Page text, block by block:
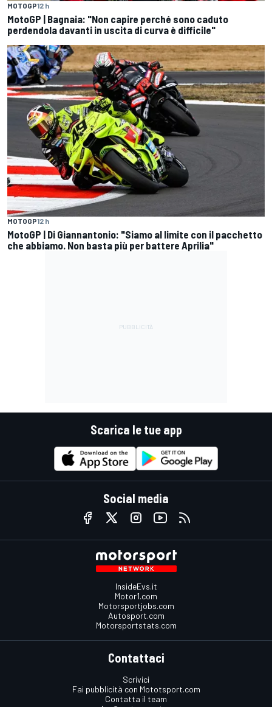
MOTOGP12 h
MotoGP | Bagnaia: "Non capire perché sono caduto
perdendola davanti in uscita di curva è difficile"
MOTOGP12 h
MotoGP | Di Giannantonio: "Siamo al limite con il pacchetto
che abbiamo. Non basta più per battere Aprilia"
Scarica le tue app
Social media
InsideEvs.it
Motor1.com
Motorsportjobs.com
Autosport.com
Motorsportstats.com
Contattaci
Scrivici
Fai pubblicità con Mototsport.com
Contatta il team